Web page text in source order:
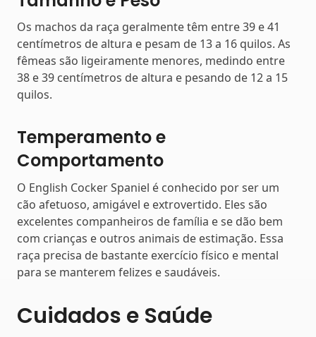
Os machos da raça geralmente têm entre 39 e 41
centímetros de altura e pesam de 13 a 16 quilos. As
fêmeas são ligeiramente menores, medindo entre
38 e 39 centímetros de altura e pesando de 12 a 15
quilos.
Temperamento e
Comportamento
O English Cocker Spaniel é conhecido por ser um
cão afetuoso, amigável e extrovertido. Eles são
excelentes companheiros de família e se dão bem
com crianças e outros animais de estimação. Essa
raça precisa de bastante exercício físico e mental
para se manterem felizes e saudáveis.
Cuidados e Saúde